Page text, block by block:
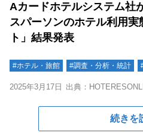
Aカードホテルシステム社
スパーソンのホテル利用
ト」結果発表
#ホテル・旅館 #調査・分析・統計
2025年3月17日 出典：
続きを